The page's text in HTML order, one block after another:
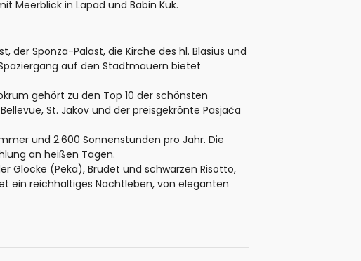
Meerblick in Lapad und Babin Kuk.
der Sponza-Palast, die Kirche des hl. Blasius und
auf den Stadtmauern bietet
gehört zu den Top 10 der schönsten
St. Jakov und der preisgekrönte Pasjača
und 2.600 Sonnenstunden pro Jahr. Die
an heißen Tagen.
Glocke (Peka), Brudet und schwarzen Risotto,
ein reichhaltiges Nachtleben, von eleganten